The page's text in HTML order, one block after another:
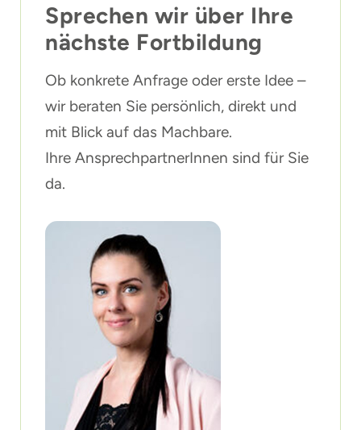
Sprechen wir über Ihre
nächste Fortbildung
Ob konkrete Anfrage oder erste Idee –
wir beraten Sie persönlich, direkt und
mit Blick auf das Machbare.
Ihre AnsprechpartnerInnen sind für Sie
da.